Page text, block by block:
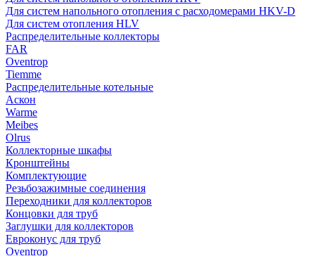
Для систем напольного отопления с расходомерами HKV-D
Для систем отопления HLV
Распределительные коллекторы
FAR
Oventrop
Tiemme
Распределительные котельные
Аскон
Warme
Meibes
Olrus
Коллекторные шкафы
Кронштейны
Комплектующие
Резьбозажимные соединения
Переходники для коллекторов
Концовки для труб
Заглушки для коллекторов
Евроконус для труб
Oventrop